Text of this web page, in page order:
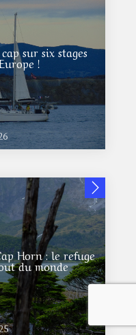
sur six stages
!
Horn : le refuge
du monde